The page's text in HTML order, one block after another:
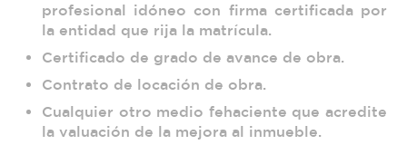
profesional idóneo con firma certificada por
la entidad que rija la matrícula.
Certificado de grado de avance de obra.
Contrato de locación de obra.
Cualquier otro medio fehaciente que acredite
la valuación de la mejora al inmueble.